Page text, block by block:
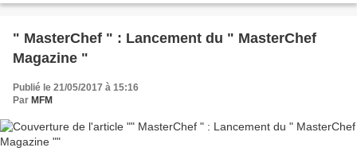
" MasterChef " : Lancement du " MasterChef
Magazine "
Publié le 21/05/2017 à 15:16
Par MFM